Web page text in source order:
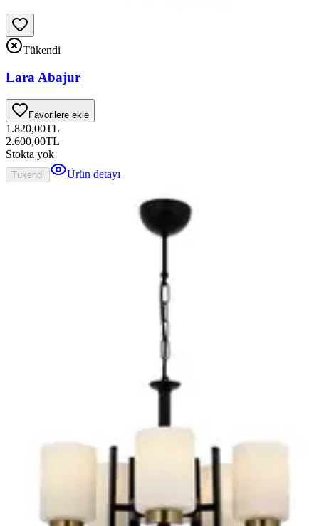
Tükendi
Lara Abajur
Favorilere ekle
1.820,00TL
2.600,00TL
Stokta yok
Tükendi Ürün detayı